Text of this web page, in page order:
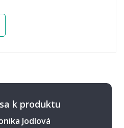
k produktu
Jodlová